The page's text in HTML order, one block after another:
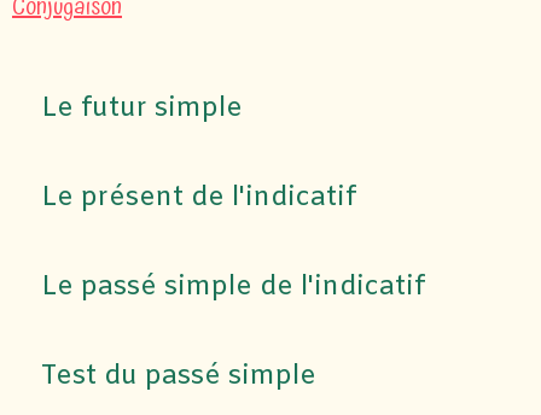
Le futur simple
Le présent de l'indicatif
Le passé simple de l'indicatif
Test du passé simple